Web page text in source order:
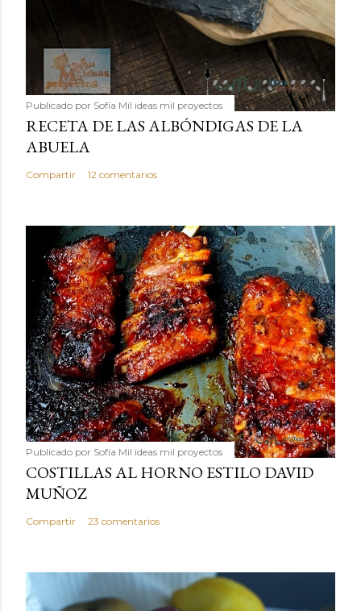
Publicado por Sofía Mil ideas mil proyectos
RECETA DE LAS ALBÓNDIGAS DE LA
ABUELA
Compartir 12 comentarios
Publicado por Sofía Mil ideas mil proyectos
COSTILLAS AL HORNO ESTILO DAVID
MUÑOZ
Compartir 23 comentarios